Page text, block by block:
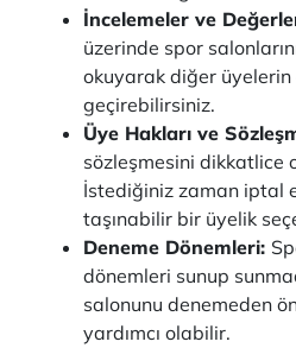
İncelemeler ve
üzerinde spor
okuyarak diğer
geçirebilirsiniz.
Üye Hakları ve
sözleşmesini dikkatlice
İstediğiniz zaman iptal
taşınabilir bir üyelik
Deneme Dönemleri:
dönemleri sunup
salonunu denemeden
yardımcı olabilir.